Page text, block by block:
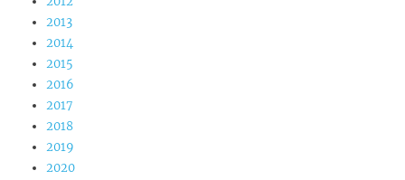
2013
2014
2015
2016
2017
2018
2019
2020